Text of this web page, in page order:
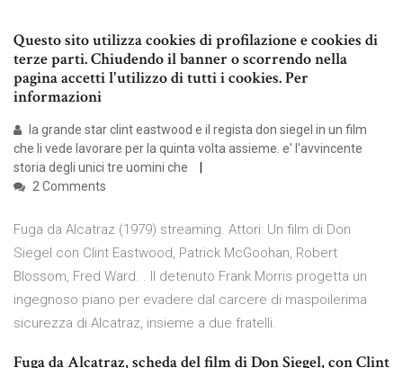
Questo sito utilizza cookies di profilazione e cookies di
terze parti. Chiudendo il banner o scorrendo nella
pagina accetti l'utilizzo di tutti i cookies. Per
informazioni
la grande star clint eastwood e il regista don siegel in un film
che li vede lavorare per la quinta volta assieme. e' l'avvincente
storia degli unici tre uomini che
2 Comments
Fuga da Alcatraz (1979) streaming. Attori: Un film di Don
Siegel con Clint Eastwood, Patrick McGoohan, Robert
Blossom, Fred Ward. . Il detenuto Frank Morris progetta un
ingegnoso piano per evadere dal carcere di maspoilerima
sicurezza di Alcatraz, insieme a due fratelli.
Fuga da Alcatraz, scheda del film di Don Siegel, con Clint